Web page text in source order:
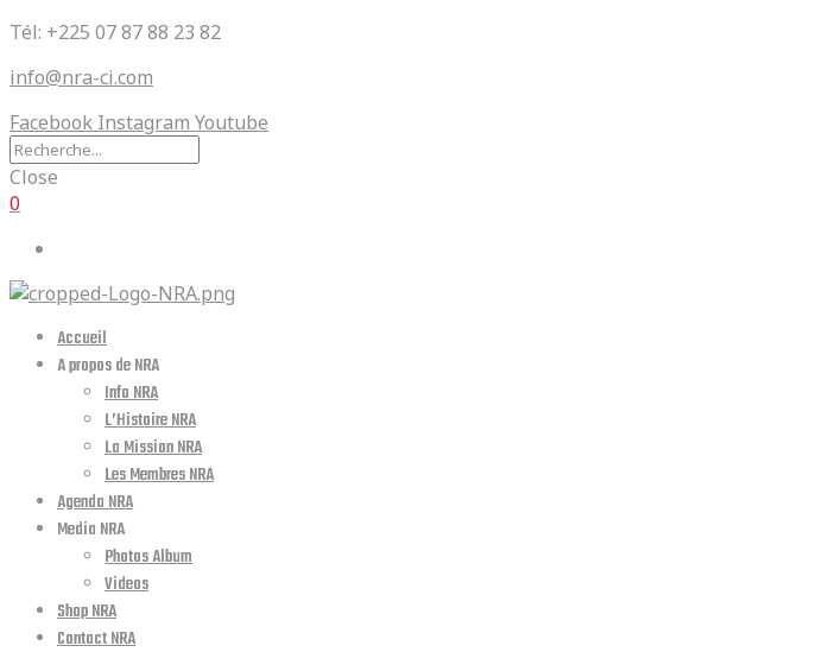
Tél: +225 07 87 88 23 82
info@nra-ci.com
Facebook Instagram Youtube
Close
0
Accueil
A propos de NRA
Info NRA
L’Histoire NRA
La Mission NRA
Les Membres NRA
Agenda NRA
Media NRA
Photos Album
Videos
Shop NRA
Contact NRA